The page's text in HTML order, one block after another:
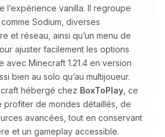
l’expérience vanilla. Il regroupe
Sodium, diverses
et réseau, ainsi qu’un menu de
ajuster facilement les options
avec Minecraft 1.21.4 en version
bien au solo qu’au multijoueur.
hébergé chez BoxToPlay , ce
profiter de mondes détaillés, de
avancées, tout en conservant
et un gameplay accessible.